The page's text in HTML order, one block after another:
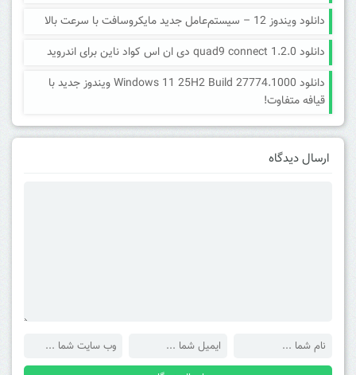
دانلود ویندوز 12 – سیستم‌عامل جدید مایکروسافت با سرعت بالا
دانلود quad9 connect 1.2.0 دی ان اس کواد ناین برای اندروید
دانلود Windows 11 25H2 Build 27774.1000 ویندوز جدید با
قیافه متفاوت!
ارسال دیدگاه